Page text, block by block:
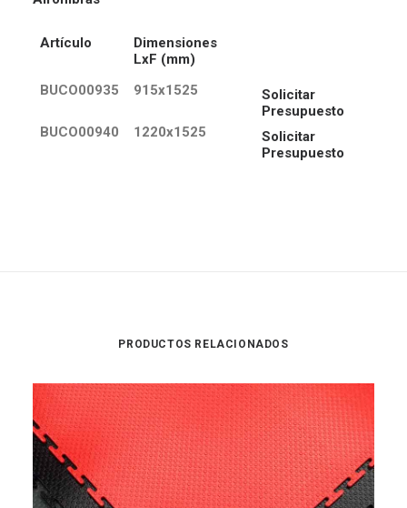
Artículo
Dimensiones
LxF (mm)
BUCO00935
915x1525
Solicitar
Presupuesto
BUCO00940
1220x1525
Solicitar
Presupuesto
PRODUCTOS RELACIONADOS